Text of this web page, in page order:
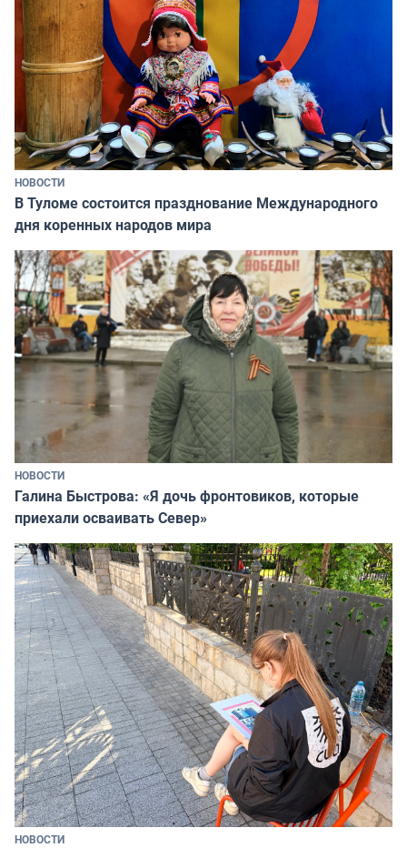
НОВОСТИ
В Туломе состоится празднование Международного
дня коренных народов мира
НОВОСТИ
Галина Быстрова: «Я дочь фронтовиков, которые
приехали осваивать Север»
НОВОСТИ